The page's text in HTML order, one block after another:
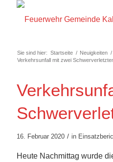
Sie sind hier: Startseite / Neuigkeiten /
Verkehrsunfall mit zwei
16. Februar 2020 / in
Heute Nachmittag wurde